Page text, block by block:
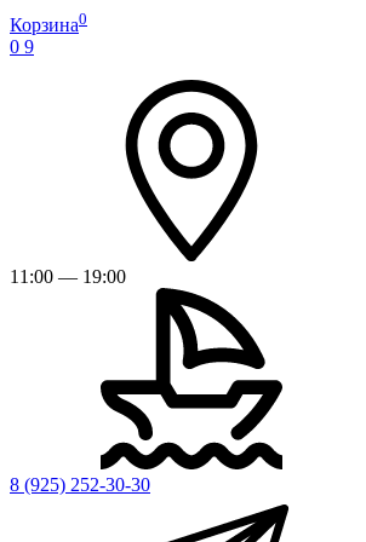
Корзина0
0 9
11:00 — 19:00
8 (925) 252-30-30